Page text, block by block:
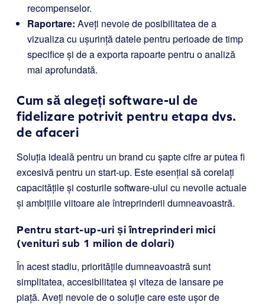
recompenselor.
Raportare: Aveți nevoie de posibilitatea de a
vizualiza cu ușurință datele pentru perioade de timp
specifice și de a exporta rapoarte pentru o analiză
mai aprofundată.
Cum să alegeți software-ul de
fidelizare potrivit pentru etapa dvs.
de afaceri
Soluția ideală pentru un brand cu șapte cifre ar putea fi
excesivă pentru un start-up. Este esențial să corelați
capacitățile și costurile software-ului cu nevoile actuale
și ambițiile viitoare ale întreprinderii dumneavoastră.
Pentru start-up-uri și întreprinderi mici
(venituri sub 1 milion de dolari)
În acest stadiu, prioritățile dumneavoastră sunt
simplitatea, accesibilitatea și viteza de lansare pe
piață. Aveți nevoie de o soluție care este ușor de